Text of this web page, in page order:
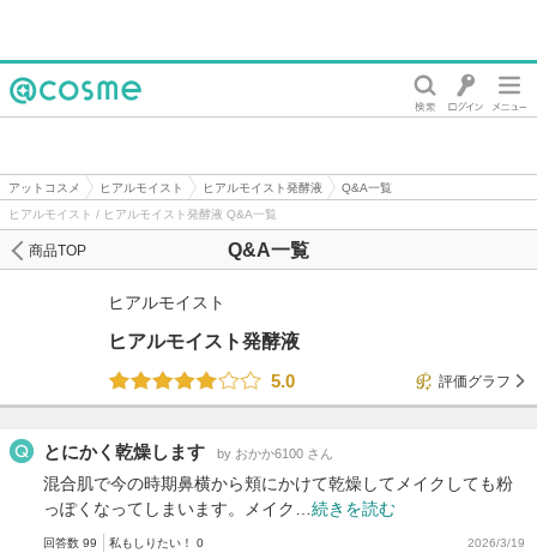
アットコスメ ヒアルモイスト ヒアルモイスト発酵液
Q&A一覧
ヒアルモイスト / ヒアルモイスト発酵液 Q&A一覧
Q&A一覧
商品TOP
ヒアルモイスト
ヒアルモイスト発酵液
5.0
評価グラフ
とにかく乾燥します by おかか6100 さん
混合肌で今の時期鼻横から頬にかけて乾燥してメイクしても粉
っぽくなってしまいます。メイク… 続きを読む
回答数 99 私もしりたい！ 0 2026/3/19